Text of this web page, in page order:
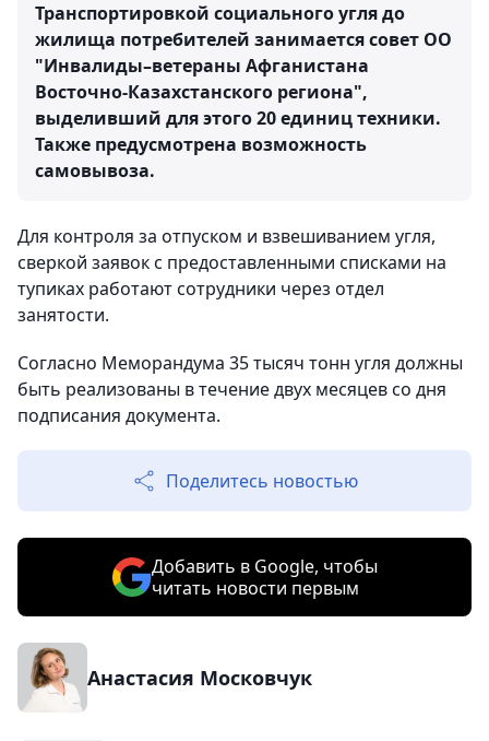
Транспортировкой социального угля до
жилища потребителей занимается совет ОО
"Инвалиды–ветераны Афганистана
Восточно-Казахстанского региона",
выделивший для этого 20 единиц техники.
Также предусмотрена возможность
самовывоза.
Для контроля за отпуском и взвешиванием угля,
сверкой заявок с предоставленными списками на
тупиках работают сотрудники через отдел
занятости.
Согласно Меморандума 35 тысяч тонн угля должны
быть реализованы в течение двух месяцев со дня
подписания документа.
Поделитесь новостью
Добавить в Google, чтобы
читать новости первым
Анастасия Московчук